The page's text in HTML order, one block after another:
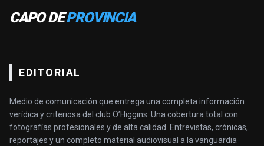
CAPO DEPROVINCIA
EDITORIAL
Medio de comunicación que entrega una completa información
verídica y criteriosa del club O’Higgins. Una cobertura total con
fotografías profesionales y de alta calidad. Entrevistas, crónicas,
reportajes y un completo material audiovisual a la vanguardia